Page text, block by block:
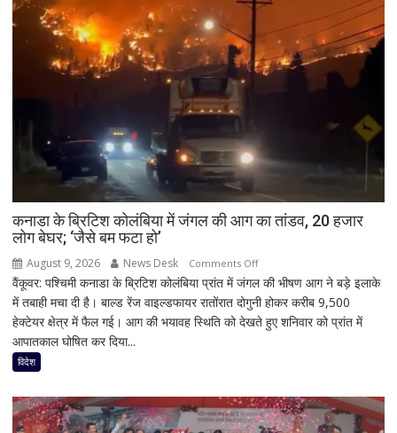
कनाडा के ब्रिटिश कोलंबिया में जंगल की आग का तांडव, 20 हजार
लोग बेघर; ‘जैसे बम फटा हो’
August 9, 2026 News Desk Comments Offon
कनाडा
के
ब्रिटिश
की
आग
वैंकूवर: पश्चिमी कनाडा के ब्रिटिश कोलंबिया प्रांत में जंगल की भीषण आग ने बड़े इलाके
में तबाही मचा दी है। बाल्ड रेंज वाइल्डफायर रातोंरात दोगुनी होकर करीब 9,500
हेक्टेयर क्षेत्र में फैल गई। आग की भयावह स्थिति को देखते हुए शनिवार को प्रांत में
आपातकाल घोषित कर दिया...
विदेश